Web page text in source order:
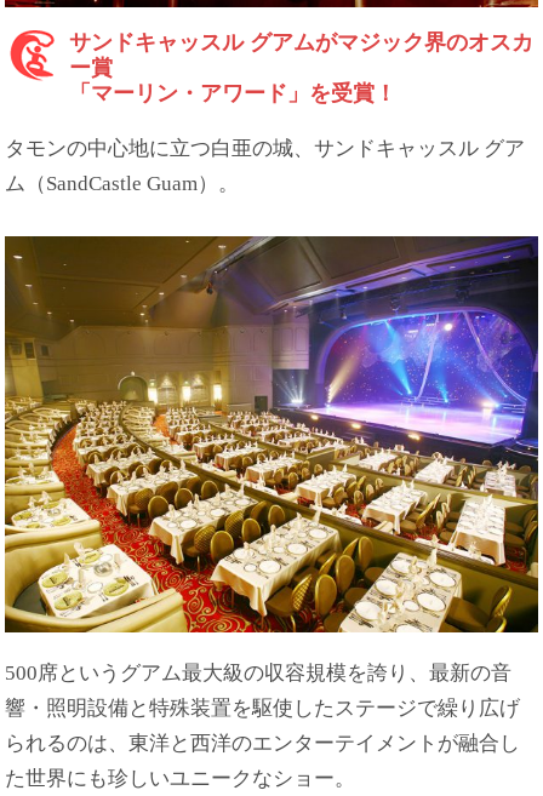
サンドキャッスル グアムがマジック界のオスカ
ー賞
「マーリン・アワード」を受賞！
タモンの中心地に立つ白亜の城、サンドキャッスル グア
ム（SandCastle Guam）。
500席というグアム最大級の収容規模を誇り、最新の音
響・照明設備と特殊装置を駆使したステージで繰り広げ
られるのは、東洋と西洋のエンターテイメントが融合し
た世界にも珍しいユニークなショー。